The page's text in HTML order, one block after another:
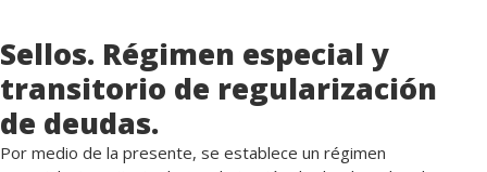
Sellos. Régimen especial y
transitorio de regularización
de deudas.
Por medio de la presente, se establece un régimen